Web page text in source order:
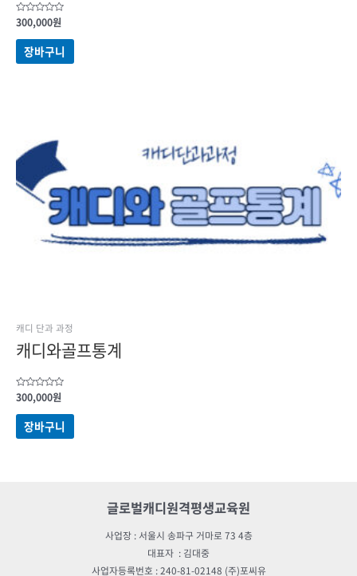
5
중에서
0
로
평가됨
300,000원
장바구니
캐디 단과 과정
캐디와골프통계
5
중에서
0
로
평가됨
300,000원
장바구니
글로벌캐디원격평생교육원
사업장 : 서울시 송파구 거마로 73 4층
대표자 : 김대중
사업자등록번호 : 240-81-02148 (주)포씨유